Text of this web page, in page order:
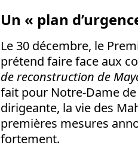
Un « plan
Le 30 décembre, le
prétend faire face aux
de reconstruction de
fait pour Notre-Dame
dirigeante, la vie des
premières mesures
fortement.